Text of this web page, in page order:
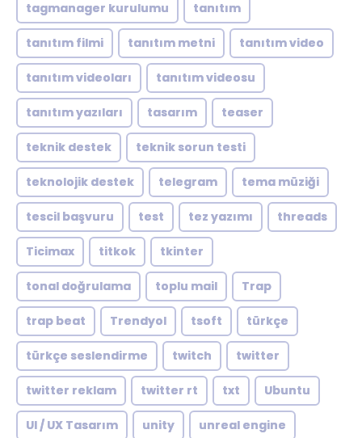
tagmanager kurulumu tanıtım
tanıtım filmi tanıtım metni tanıtım video
tanıtım videoları tanıtım videosu
tanıtım yazıları tasarım teaser
teknik destek teknik sorun testi
teknolojik destek telegram tema müziği
tescil başvuru test tez yazımı threads
Ticimax titkok tkinter
tonal doğrulama toplu mail Trap
trap beat Trendyol tsoft türkçe
türkçe seslendirme twitch twitter
twitter reklam twitter rt txt Ubuntu
UI / UX Tasarım unity unreal engine